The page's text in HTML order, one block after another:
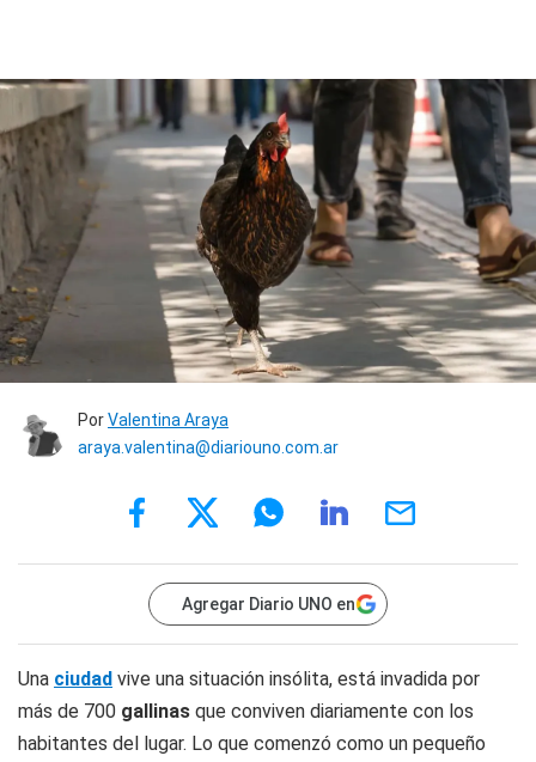
PorValentina Araya
araya.valentina@diariouno.com.ar
Agregar Diario UNO en
Una ciudad vive una situación insólita, está invadida por
más de 700 gallinas que conviven diariamente con los
habitantes del lugar. Lo que comenzó como un pequeño